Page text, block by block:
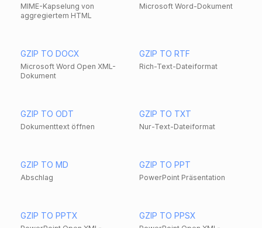
MIME-Kapselung von
aggregiertem HTML
Microsoft Word-Dokument
GZIP TO DOCX
Microsoft Word Open XML-
Dokument
GZIP TO RTF
Rich-Text-Dateiformat
GZIP TO ODT
Dokumenttext öffnen
GZIP TO TXT
Nur-Text-Dateiformat
GZIP TO MD
Abschlag
GZIP TO PPT
PowerPoint Präsentation
GZIP TO PPTX GZIP TO PPSX